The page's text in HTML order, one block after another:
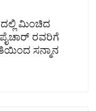
ಮಿಂಚಿದ
ರವರಿಗೆ
ಸನ್ಮಾನ